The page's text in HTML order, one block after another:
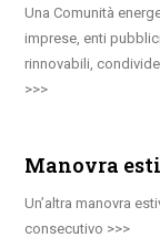
Una Comunità
imprese, enti
rinnovabili,
Manovra
Un’altra manovra
consecutivo